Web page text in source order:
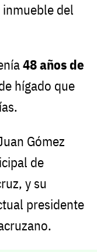
del
48 años de
hígado que
Gómez
de
y su
presidente